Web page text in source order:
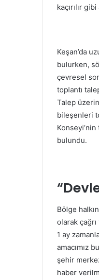
kaçırılır
Keşan’da
bulurken,
çevresel
toplantı
Talep
bileşenleri
bulundu.
Bölge
olarak
1 ay
amacımız
şehir
haber